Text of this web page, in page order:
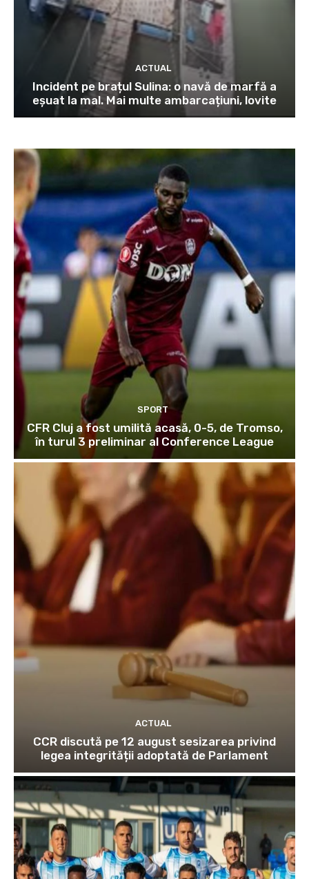
ACTUAL
Incident pe brațul Sulina: o navă de marfă a
eșuat la mal. Mai multe ambarcațiuni, lovite
SPORT
CFR Cluj a fost umilită acasă, 0-5, de Tromso,
în turul 3 preliminar al Conference League
ACTUAL
CCR discută pe 12 august sesizarea privind
legea integrității adoptată de Parlament